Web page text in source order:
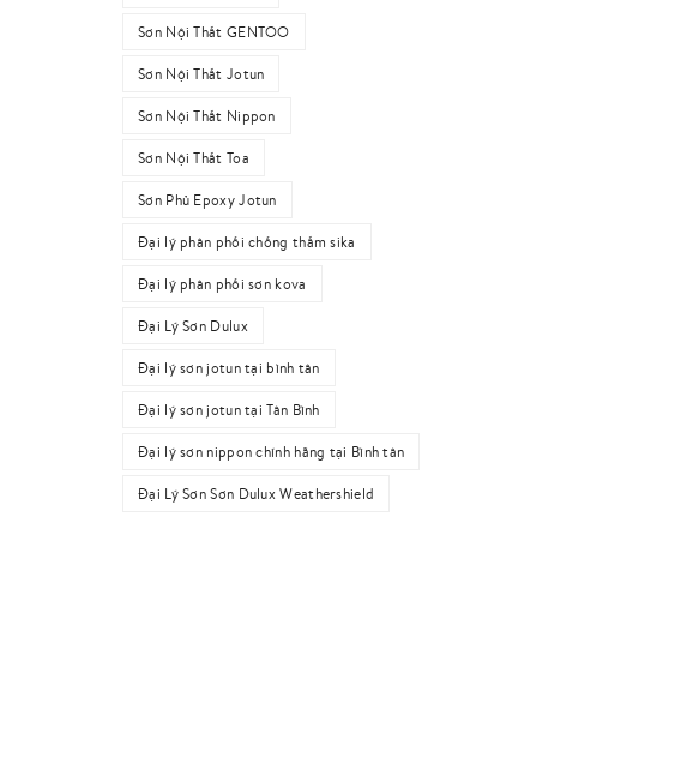
Sơn Nội Thất GENTOO
Sơn Nội Thất Jotun
Sơn Nội Thất Nippon
Sơn Nội Thất Toa
Sơn Phủ Epoxy Jotun
Đại lý phân phối chống thấm sika
Đại lý phân phối sơn kova
Đại Lý Sơn Dulux
Đại lý sơn jotun tại bình tân
Đại lý sơn jotun tại Tân Bình
Đại lý sơn nippon chính hãng tại Bình tân
Đại Lý Sơn Sơn Dulux Weathershield